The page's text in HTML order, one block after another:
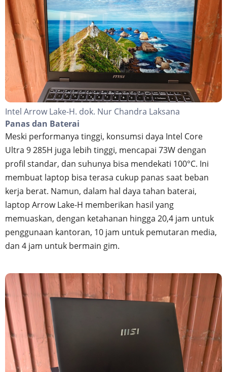
Intel Arrow Lake-H. dok. Nur Chandra Laksana
Panas dan Baterai
Meski performanya tinggi, konsumsi daya Intel Core
Ultra 9 285H juga lebih tinggi, mencapai 73W dengan
profil standar, dan suhunya bisa mendekati 100°C. Ini
membuat laptop bisa terasa cukup panas saat beban
kerja berat. Namun, dalam hal daya tahan baterai,
laptop Arrow Lake-H memberikan hasil yang
memuaskan, dengan ketahanan hingga 20,4 jam untuk
penggunaan kantoran, 10 jam untuk pemutaran media,
dan 4 jam untuk bermain gim.